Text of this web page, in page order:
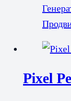
Pixel